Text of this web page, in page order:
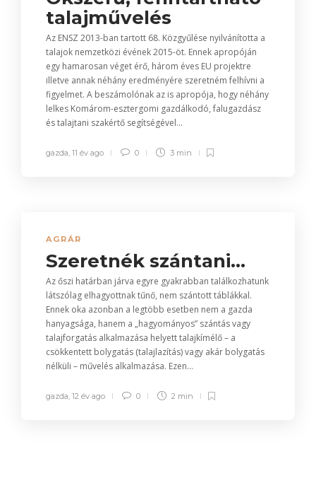
talajművelés
Az ENSZ 2013-ban tartott 68. Közgyűlése nyilvánította a
talajok nemzetközi évének 2015-öt. Ennek apropóján
egy hamarosan véget érő, három éves EU projektre
illetve annak néhány eredményére szeretném felhívni a
figyelmet. A beszámolónak az is apropója, hogy néhány
lelkes Komárom-esztergomi gazdálkodó, falugazdász
és talajtani szakértő segítségével...
gazda, 11 év ago 0 3 min
AGRÁR
Szeretnék szántani…
Az őszi határban járva egyre gyakrabban találkozhatunk
látszólag elhagyottnak tűnő, nem szántott táblákkal.
Ennek oka azonban a legtöbb esetben nem a gazda
hanyagsága, hanem a „hagyományos” szántás vagy
talajforgatás alkalmazása helyett talajkímélő – a
csökkentett bolygatás (talajlazítás) vagy akár bolygatás
nélküli – művelés alkalmazása. Ezen...
gazda, 12 év ago 0 2 min